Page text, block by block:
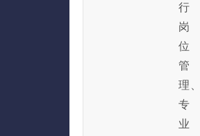
行
岗
位
管
理、
专
业